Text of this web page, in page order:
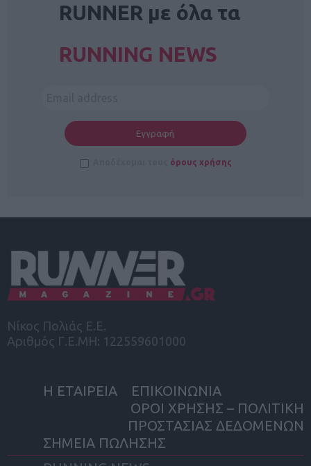
RUNNER με όλα τα
RUNNING NEWS
όρους χρήσης
Νίκος Πολιάς Ε.Ε.
Αριθμός Γ.Ε.ΜΗ: 122559601000
Η ΕΤΑΙΡΕΙΑ
ΕΠΙΚΟΙΝΩΝΙΑ
ΟΡΟΙ ΧΡΗΣΗΣ – ΠΟΛΙΤΙΚΗ
ΠΡΟΣΤΑΣΙΑΣ ΔΕΔΟΜΕΝΩΝ
ΣΗΜΕΙΑ ΠΩΛΗΣΗΣ